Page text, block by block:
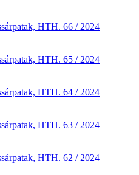
HTH. 66 / 2024
HTH. 65 / 2024
HTH. 64 / 2024
HTH. 63 / 2024
HTH. 62 / 2024